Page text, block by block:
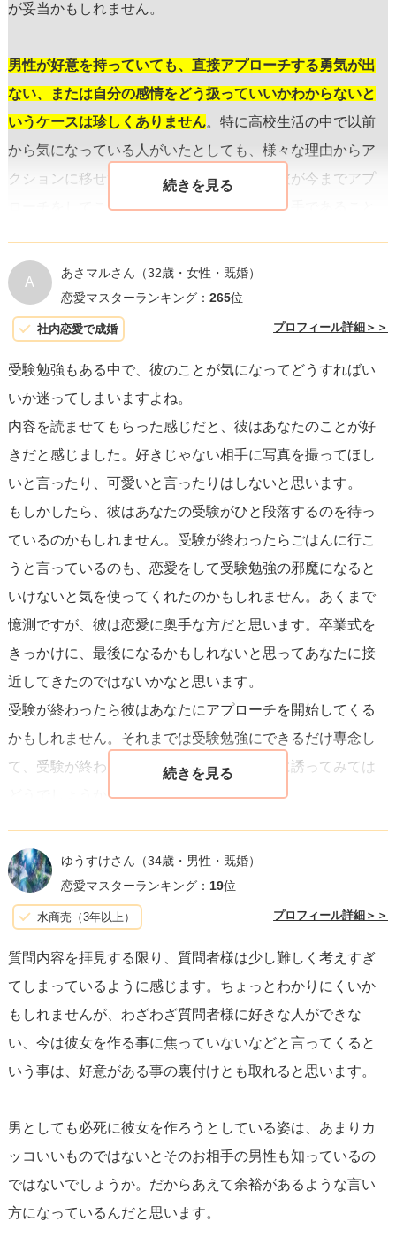
が妥当かもしれません。
男性が好意を持っていても、直接アプローチする勇気が出
ない、または自分の感情をどう扱っていいかわからないと
いうケースは珍しくありません。特に高校生活の中で以前
から気になっている人がいたとしても、様々な理由からア
クションに移せずにいることがあるので、彼が今までアプ
ローチをしてこなかったことは、必ずしも奥手であること
彼からの好意をどう受け止めるかですが、まず重要なのは
自分の心と向き合うことです。彼に対してどう感じている
す。仮に彼をただの友達として見ているなら、その関係を
続けることに納得する必要があります。しかし、もし彼に
対して何かしらの好意を感じているなら、状況を変えるた
めの行動を考えることも必要です。
彼がメッセージで素っ気ない反応を示すことや、返信のタ
イミングに関しては、 様々な理由が考えられます。人によ
ってコミュニケーションの取り方は大きく異なり、忙しさ
やタイプにより反応に差が出ることは普通です。また、イ
ンスタのストーリーを上げたり止めたりする行動は、直接
あなたに関係しているわけではないかもしれません。
今、あなたがすべきことは、彼に対する自分の感情をしっ
かりと見極め、今後の関係の希望を明確にすることです。
そして、将来について考える中で、受験勉強など自分の目
標に集中することも大切です。恋愛は人生の一部分にすぎ
ません。今は彼への感情に振り回されがちですが、自分の
未来を第一に考えるべき時期かもしれません。彼との今後
については、自分が何を望んでいるのかを確かめた上で、
穏やかに話し合う機会を持つのがよいでしょう。
A
あさマルさん （32歳・女性・既婚）
恋愛マスターランキング： 265位
社内恋愛で成婚 プロフィール詳細＞＞
受験勉強もある中で、彼のことが気になってどうすればい
いか迷ってしまいますよね。
内容を読ませてもらった感じだと、彼はあなたのことが好
きだと感じました。好きじゃない相手に写真を撮ってほし
いと言ったり、可愛いと言ったりはしないと思います。
もしかしたら、彼はあなたの受験がひと段落するのを待っ
ているのかもしれません。受験が終わったらごはんに行こ
うと言っているのも、恋愛をして受験勉強の邪魔になると
いけないと気を使ってくれたのかもしれません。あくまで
憶測ですが、彼は恋愛に奥手な方だと思います。卒業式を
きっかけに、最後になるかもしれないと思ってあなたに接
近してきたのではないかなと思います。
受験が終わったら彼はあなたにアプローチを開始してくる
かもしれません。それまでは受験勉強にできるだけ専念し
て、受験が終わったらあなたから彼をご飯に誘ってみては
どうでしょうか？
ゆうすけさん （34歳・男性・既婚）
恋愛マスターランキング： 19位
水商売（3年以上） プロフィール詳細＞＞
質問内容を拝見する限り、質問者様は少し難しく考えすぎ
てしまっているように感じます。ちょっとわかりにくいか
もしれませんが、わざわざ質問者様に好きな人ができな
い、今は彼女を作る事に焦っていないなどと言ってくると
いう事は、好意がある事の裏付けとも取れると思います。
男としても必死に彼女を作ろうとしている姿は、あまりカ
ッコいいものではないとそのお相手の男性も知っているの
ではないでしょうか。だからあえて余裕があるような言い
方になっているんだと思います。